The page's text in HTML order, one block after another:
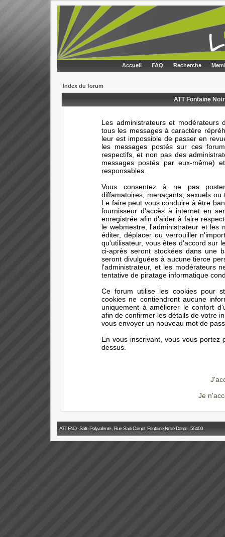
Accueil FAQ Recherche
Index du forum
ATT Fontaine
Les administrateurs et
tous les messages à caractère
leur est impossible de passer en
les messages postés sur ces
respectifs, et non pas des
messages postés par eux-même)
responsables.
Vous consentez à ne pas
diffamatoires, menaçants, sexuels
Le faire peut vous conduire à être
fournisseur d'accès à internet en
enregistrée afin d'aider à faire
le webmestre, l'administrateur et les
éditer, déplacer ou verrouiller
qu'utilisateur, vous êtes d'accord sur
ci-après seront stockées dans une
seront divulguées à aucune tierce
l'administrateur, et les modérateurs
tentative de piratage informatique
Ce forum utilise les cookies pour
cookies ne contiendront aucune
uniquement à améliorer le confort
afin de confirmer les détails de votre
vous envoyer un nouveau mot de
En vous inscrivant, vous vous
dessus.
Je
ATT FND - Salle Polyvalente , Rue Sadi Carnot, Fontaine Notre Dame , 59400